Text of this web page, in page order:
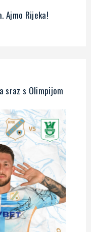
Ajmo Rijeka!
sraz s Olimpijom